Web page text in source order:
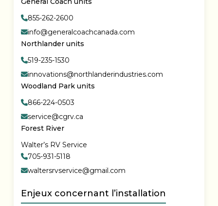
855-262-2600
info@generalcoachcanada.com
Northlander units
519-235-1530
innovations@northlanderindustries.com
Woodland Park units
866-224-0503
service@cgrv.ca
Forest River
Walter’s RV Service
705-931-5118
waltersrvservice@gmail.com
Enjeux concernant l’installation